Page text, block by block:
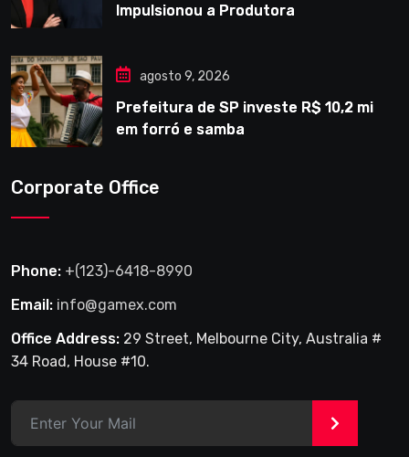
Impulsionou a Produtora
agosto 9, 2026
Prefeitura de SP investe R$ 10,2 mi
em forró e samba
Corporate Office
Phone: +(123)-6418-8990
Email: info@gamex.com
Office Address: 29 Street, Melbourne City, Australia #
34 Road, House #10.
>